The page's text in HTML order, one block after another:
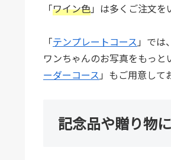
「ワイン色」は多くご注文
「テンプレートコース 」では
ワンちゃんのお写真をもっ
ーダーコース 」もご用意して
記念品や贈り物